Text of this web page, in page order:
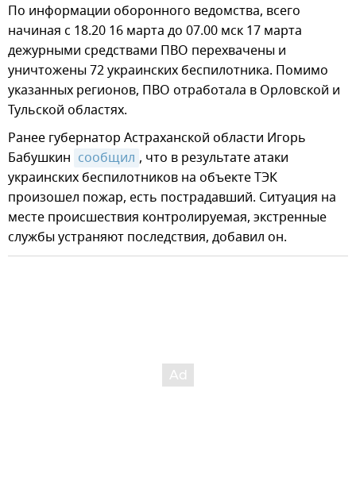
По информации оборонного ведомства, всего
начиная с 18.20 16 марта до 07.00 мск 17 марта
дежурными средствами ПВО перехвачены и
уничтожены 72 украинских беспилотника. Помимо
указанных регионов, ПВО отработала в Орловской и
Тульской областях.
Ранее губернатор Астраханской области Игорь
Бабушкин сообщил , что в результате атаки
украинских беспилотников на объекте ТЭК
произошел пожар, есть пострадавший. Ситуация на
месте происшествия контролируемая, экстренные
службы устраняют последствия, добавил он.